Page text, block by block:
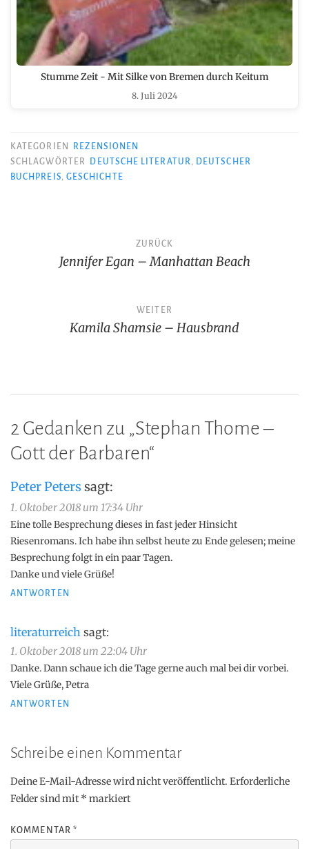
Stumme Zeit - Mit Silke von Bremen durch Keitum
8. Juli 2024
KATEGORIEN
REZENSIONEN
SCHLAGWÖRTER
DEUTSCHE LITERATUR, DEUTSCHER
BUCHPREIS, GESCHICHTE
Beitragsnavigation
ZURÜCK
Jennifer Egan – Manhattan Beach
WEITER
Kamila Shamsie – Hausbrand
2 Gedanken zu „Stephan Thome –
Gott der Barbaren“
Peter Peters sagt:
1. Oktober 2018 um 17:34 Uhr
Eine tolle Besprechung dieses in fast jeder Hinsicht
Riesenromans. Ich habe ihn selbst heute zu Ende gelesen; meine
Besprechung folgt in ein paar Tagen.
Danke und viele Grüße!
ANTWORTEN
literaturreich sagt:
1. Oktober 2018 um 22:04 Uhr
Danke. Dann schaue ich die Tage gerne auch mal bei dir vorbei.
Viele Grüße, Petra
ANTWORTEN
Schreibe einen Kommentar
Deine E-Mail-Adresse wird nicht veröffentlicht. Erforderliche
Felder sind mit * markiert
KOMMENTAR*